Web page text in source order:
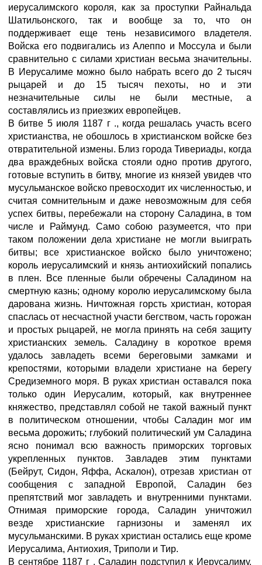
иерусалимского короля, как за проступки Райнальда
Шатильонского, так и вообще за то, что он
поддерживает еще тень независимого владетеля.
Войска его подвигались из Алеппо и Моссула и были
сравнительно с силами христиан весьма значительны.
В Иерусалиме можно было набрать всего до 2 тысяч
рыцарей и до 15 тысяч пехоты, но и эти
незначительные силы не были местные, а
составлялись из приезжих европейцев.
В битве 5 июля 1187 г ., когда решалась участь всего
христианства, не обошлось в христианском войске без
отвратительной измены. Близ города Тивериады, когда
два враждебных войска стояли одно против другого,
готовые вступить в битву, многие из князей увидев что
мусульманское войско превосходит их численностью, и
считая сомнительным и даже невозможным для себя
успех битвы, перебежали на сторону Саладина, в том
числе и Раймунд. Само собою разумеется, что при
таком положении дела христиане не могли выиграть
битвы; все христианское войско было уничтожено;
король иерусалимский и князь антиохийский попались
в плен. Все пленные были обречены Саладином на
смертную казнь; одному королю иерусалимскому была
дарована жизнь. Ничтожная горсть христиан, которая
спаслась от несчастной участи бегством, часть горожан
и простых рыцарей, не могла принять на себя защиту
христианских земель. Саладину в короткое время
удалось завладеть всеми береговыми замками и
крепостями, которыми владели христиане на берегу
Средиземного моря. В руках христиан оставался пока
только один Иерусалим, который, как внутреннее
княжество, представлял собой не такой важный пункт
в политическом отношении, чтобы Саладин мог им
весьма дорожить; глубокий политический ум Саладина
ясно понимал всю важность приморских торговых
укрепленных пунктов. Завладев этим пунктами
(Бейрут, Сидон, Яффа, Аскалон), отрезав христиан от
сообщения с западной Европой, Саладин без
препятствий мог завладеть и внутренними пунктами.
Отнимая приморские города, Саладин уничтожил
везде христианские гарнизоны и заменял их
мусульманскими. В руках христиан остались еще кроме
Иерусалима, Антиохия, Триполи и Тир.
В сентябре 1187 г . Саладин подступил к Иерусалиму.